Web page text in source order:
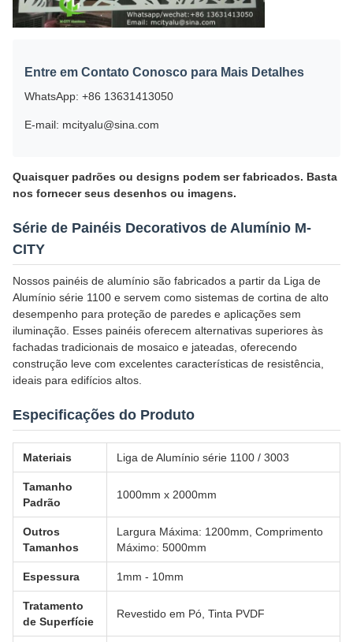
Entre em Contato Conosco para Mais Detalhes
WhatsApp: +86 13631413050
E-mail: mcityalu@sina.com
Quaisquer padrões ou designs podem ser fabricados. Basta
nos fornecer seus desenhos ou imagens.
Série de Painéis Decorativos de Alumínio M-
CITY
Nossos painéis de alumínio são fabricados a partir da Liga de
Alumínio série 1100 e servem como sistemas de cortina de alto
desempenho para proteção de paredes e aplicações sem
iluminação. Esses painéis oferecem alternativas superiores às
fachadas tradicionais de mosaico e jateadas, oferecendo
construção leve com excelentes características de resistência,
ideais para edifícios altos.
Especificações do Produto
Materiais Liga de Alumínio série 1100 / 3003
Tamanho
Padrão
1000mm x 2000mm
Outros
Tamanhos
Largura Máxima: 1200mm, Comprimento
Máximo: 5000mm
Espessura 1mm - 10mm
Tratamento
de Superfície
Revestido em Pó, Tinta PVDF